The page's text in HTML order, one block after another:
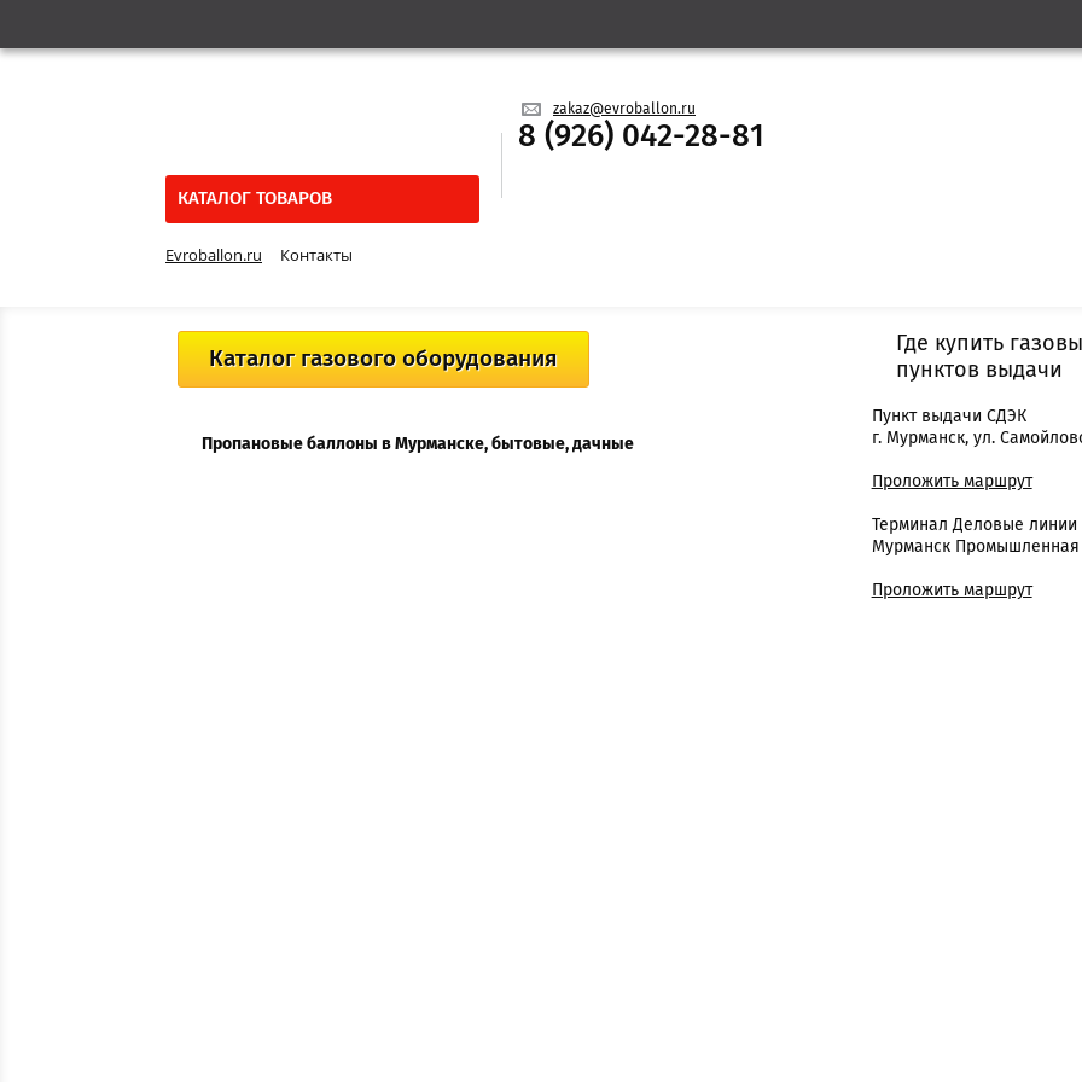
zakaz@evroballon.ru
8 (926) 042-28-81
КАТАЛОГ ТОВАРОВ
Evroballon.ru Контакты
Каталог газового оборудования
Пропановые баллоны в Мурманске, бытовые, дачные
Где купить
пунктов выдачи
Пункт выдачи СДЭК
г. Мурманск, ул.
Проложить маршрут
Терминал Деловые линии
Мурманск Промышленная
Проложить маршрут